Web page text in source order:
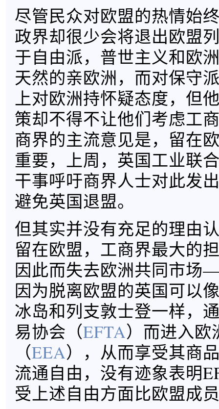
尽管民众对欧盟的热情始
政界却很少会将退出欧盟
于自由派，普世主义和欧
天然的亲欧洲，而对保守
上对欧洲持怀疑态度，但
策却不得不让他们考虑工
商界的主流意见是，留在
重要，上周，英国工业联
干事呼吁商界人士对此发
避免英国退盟。
但其实并没有充足的理由
留在欧盟，工商界最大
因此而失去欧洲共同市
因为脱离欧盟的英国可以
冰岛和列支敦士登一样，
易协会（EFTA）而进入欧
（EEA），从而享受其商
流通自由，没有迹象表明
受上述自由方面比欧盟成